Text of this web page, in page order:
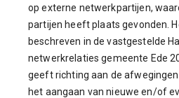
op externe netwerkpartijen,
partijen heeft plaats gevonden.
beschreven in de vastgestelde
netwerkrelaties gemeente Ede
geeft richting aan de
het aangaan van nieuwe en/of